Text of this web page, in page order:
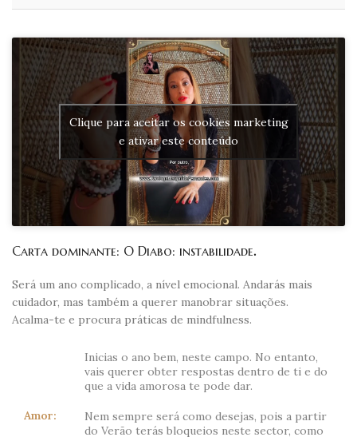
Clique para aceitar os cookies marketing
e ativar este conteúdo
Carta dominante: O Diabo: instabilidade.
Será um ano complicado, a nível emocional. Andarás mais
cuidador, mas também a querer manobrar situações.
Acalma-te e procura práticas de mindfulness.
Amor:
Inicias o ano bem, neste campo. No entanto,
vais querer obter respostas dentro de ti e do
que a vida amorosa te pode dar.
Nem sempre será como desejas, pois a partir
do Verão terás bloqueios neste sector, como